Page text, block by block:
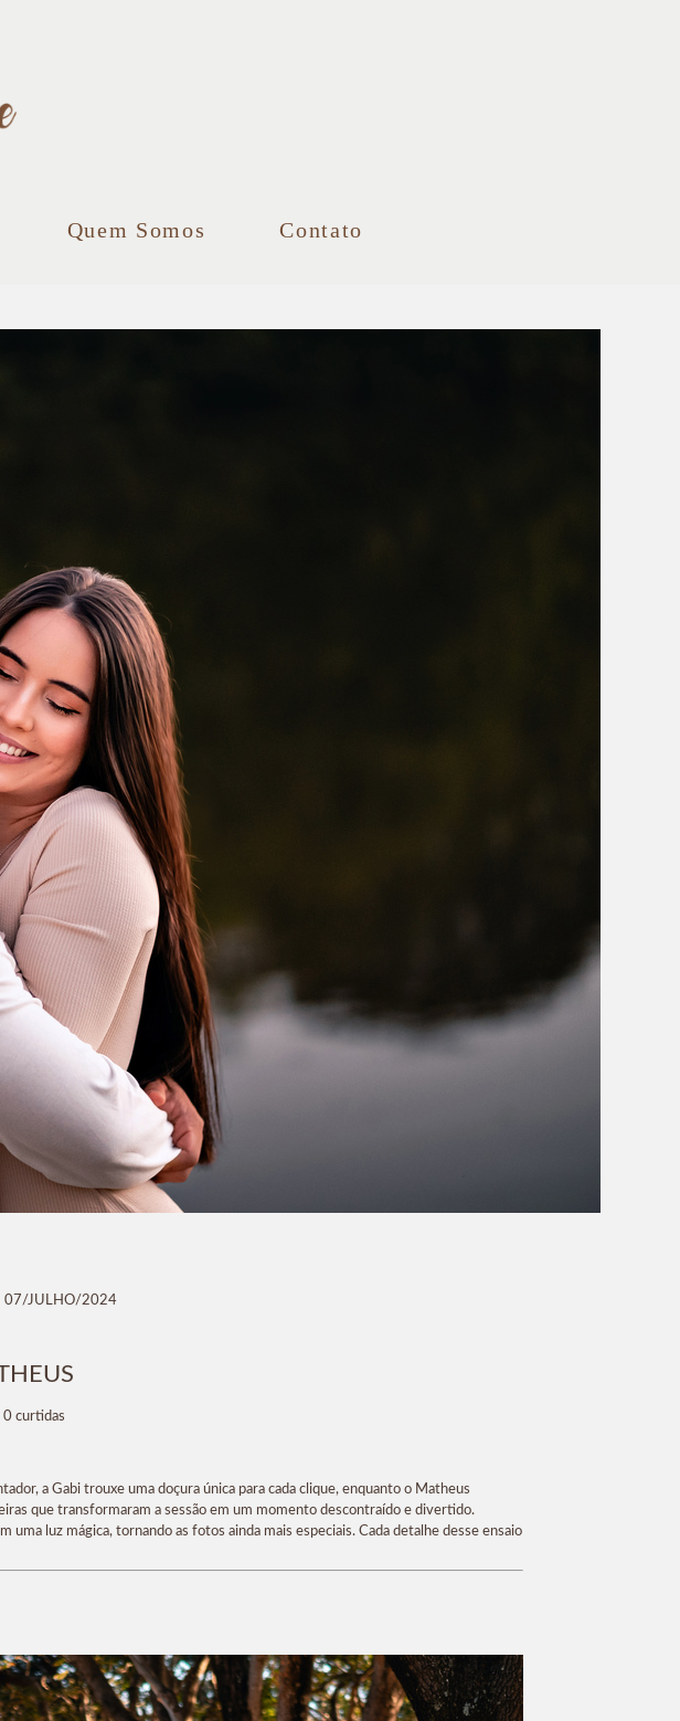
Quem Somos Contato
07/JULHO/2024
0curtidas
a Gabi trouxe uma doçura única para cada clique, enquanto o Matheus
que transformaram a sessão em um momento descontraído e divertido.
luz mágica, tornando as fotos ainda mais especiais. Cada detalhe desse ensaio